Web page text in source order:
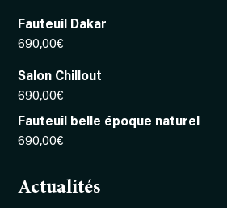
Fauteuil Dakar
690,00€
Salon Chillout
690,00€
Fauteuil belle époque naturel
690,00€
Actualités